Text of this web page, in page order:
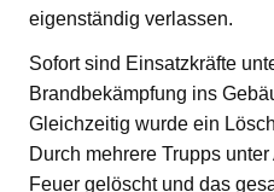
eigenständig verlassen.
Sofort sind Einsatzkräfte
Brandbekämpfung ins
Gleichzeitig wurde ein
Durch mehrere Trupps
Feuer gelöscht und das